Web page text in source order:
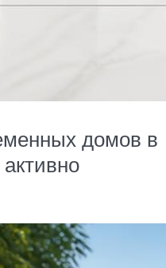
домов в